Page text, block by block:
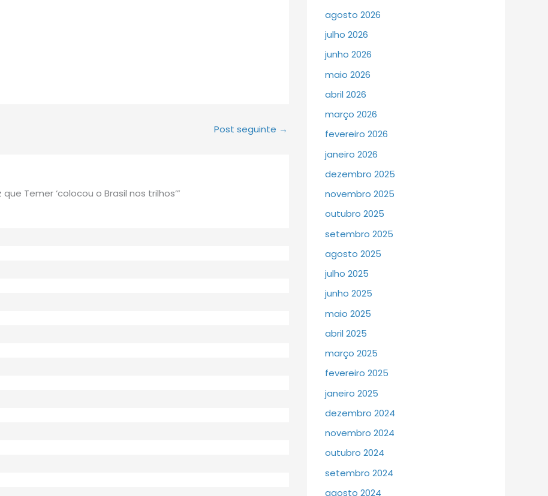
Post seguinte →
Temer ‘colocou o Brasil nos trilhos’”
agosto 2026
julho 2026
junho 2026
maio 2026
abril 2026
março 2026
fevereiro 2026
janeiro 2026
dezembro 2025
novembro 2025
outubro 2025
setembro 2025
agosto 2025
julho 2025
junho 2025
maio 2025
abril 2025
março 2025
fevereiro 2025
janeiro 2025
dezembro 2024
novembro 2024
outubro 2024
setembro 2024
agosto 2024